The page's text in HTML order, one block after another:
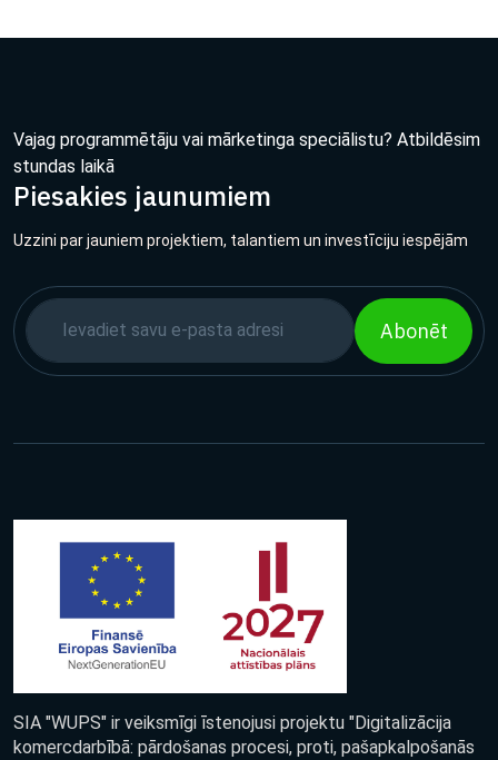
Vajag programmētāju vai mārketinga speciālistu? Atbildēsim
stundas laikā
Piesakies jaunumiem
Uzzini par jauniem projektiem, talantiem un investīciju iespējām
Abonēt
SIA "WUPS" ir veiksmīgi īstenojusi projektu "Digitalizācija
komercdarbībā: pārdošanas procesi, proti, pašapkalpošanās